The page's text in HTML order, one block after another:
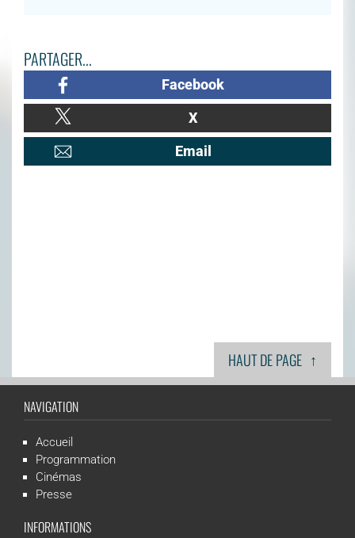
PARTAGER...
Facebook
X
Email
HAUT DE PAGE ↑
NAVIGATION
Accueil
Programmation
Cinémas
Presse
INFORMATIONS